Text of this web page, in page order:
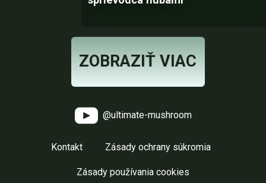
ZOBRAZIŤ VIAC
@ultimate-mushroom
Kontakt Zásady ochrany súkromia
Zásady používania cookies